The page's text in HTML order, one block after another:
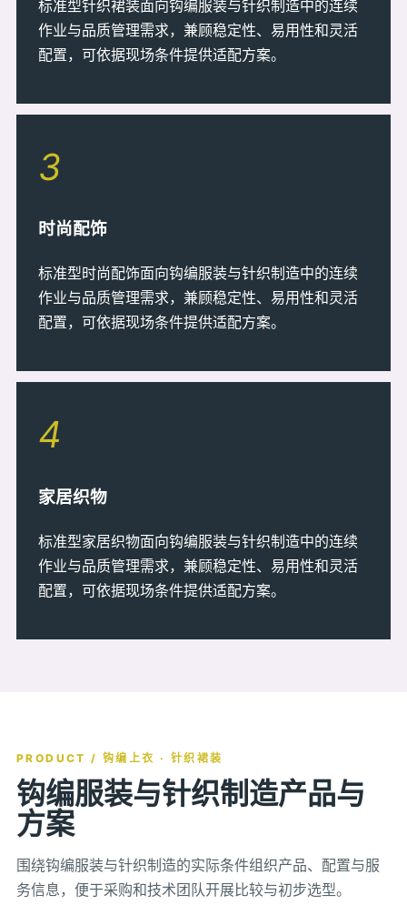
标准型针织裙装面向钩编服装与针织制造中的连续
作业与品质管理需求，兼顾稳定性、易用性和灵活
配置，可依据现场条件提供适配方案。
3
时尚配饰
标准型时尚配饰面向钩编服装与针织制造中的连续
作业与品质管理需求，兼顾稳定性、易用性和灵活
配置，可依据现场条件提供适配方案。
4
家居织物
标准型家居织物面向钩编服装与针织制造中的连续
作业与品质管理需求，兼顾稳定性、易用性和灵活
配置，可依据现场条件提供适配方案。
PRODUCT / 钩编上衣 · 针织裙装
钩编服装与针织制造产品与
方案
围绕钩编服装与针织制造的实际条件组织产品、配置与服
务信息，便于采购和技术团队开展比较与初步选型。